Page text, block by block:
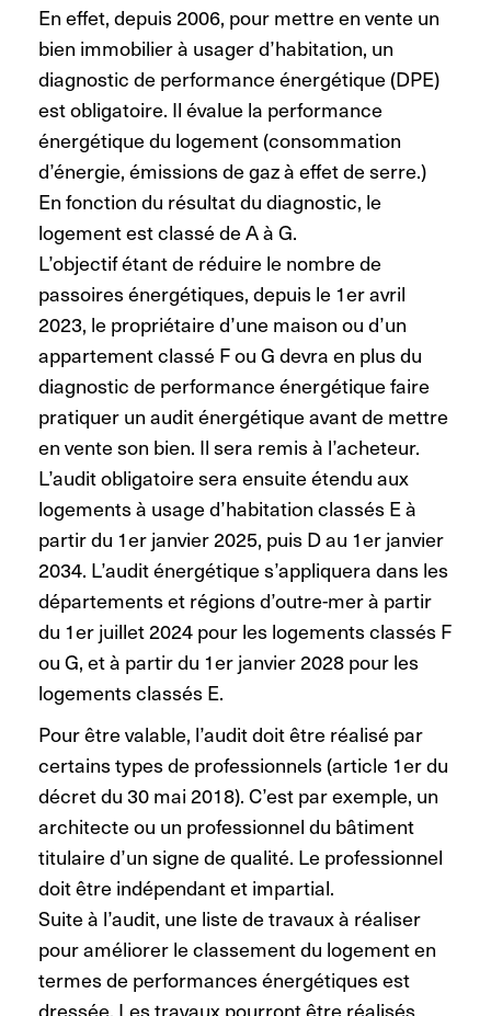
En effet, depuis 2006, pour mettre en vente un
bien immobilier à usager d’habitation, un
diagnostic de performance énergétique (DPE)
est obligatoire. Il évalue la performance
énergétique du logement (consommation
d’énergie, émissions de gaz à effet de serre.)
En fonction du résultat du diagnostic, le
logement est classé de A à G.
L’objectif étant de réduire le nombre de
passoires énergétiques, depuis le 1er avril
2023, le propriétaire d’une maison ou d’un
appartement classé F ou G devra en plus du
diagnostic de performance énergétique faire
pratiquer un audit énergétique avant de mettre
en vente son bien. Il sera remis à l’acheteur.
L’audit obligatoire sera ensuite étendu aux
logements à usage d’habitation classés E à
partir du 1er janvier 2025, puis D au 1er janvier
2034. L’audit énergétique s’appliquera dans les
départements et régions d’outre-mer à partir
du 1er juillet 2024 pour les logements classés F
ou G, et à partir du 1er janvier 2028 pour les
logements classés E.
Pour être valable, l’audit doit être réalisé par
certains types de professionnels (article 1er du
décret du 30 mai 2018). C’est par exemple, un
architecte ou un professionnel du bâtiment
titulaire d’un signe de qualité. Le professionnel
doit être indépendant et impartial.
Suite à l’audit, une liste de travaux à réaliser
pour améliorer le classement du logement en
termes de performances énergétiques est
dressée. Les travaux pourront être réalisés